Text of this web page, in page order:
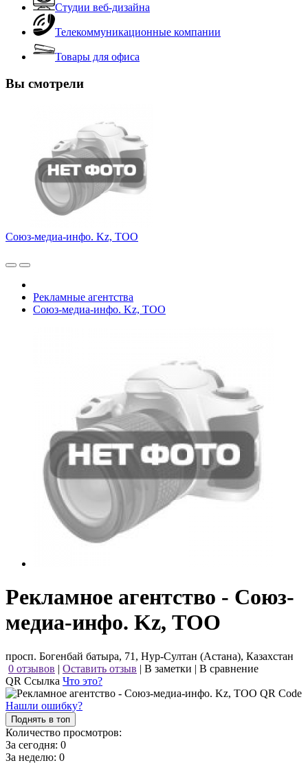
Студии веб-дизайна
Телекоммуникационные компании
Товары для офиса
Вы смотрели
Союз-медиа-инфо. Kz, ТОО
Рекламные агентства
Союз-медиа-инфо. Kz, ТОО
Рекламное агентство - Союз-
медиа-инфо. Kz, ТОО
просп. Богенбай батыра, 71, Нур-Султан (Астана), Казахстан
0 отзывов | Оставить отзыв | В заметки | В сравнение
QR Ссылка Что это?
Нашли ошибку?
Поднять в топ
Количество просмотров:
За сегодня: 0
За неделю: 0